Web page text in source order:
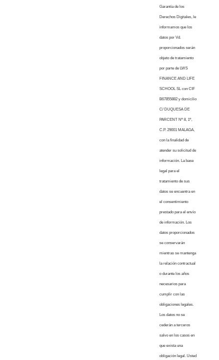
Garantía de los
Derechos Digitales, le
informamos que los
datos por Vd.
proporcionados serán
objeto de tratamiento
por parte de LWS
FINANCE AND LIFE
SCHOOL SL con CIF
B67855882 y domicilio
C/ DUQUESA DE
PARCENT Nº 8, 1º,
C.P. 29001 MALAGA,
con la finalidad de
atender su solicitud de
información. La base
legal para el
tratamiento de sus
datos se encuentra en
el consentimiento
prestado para el envío
de información. Los
datos proporcionados
se conservarán
mientras se mantenga
la relación contractual
o durante los años
necesarios para
cumplir con las
obligaciones legales.
Los datos no se
cederán a terceros
salvo en los casos en
que exista una
obligación legal. Usted